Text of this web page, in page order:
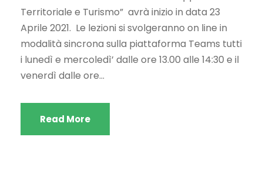
Territoriale e Turismo” avrà inizio in data 23
Aprile 2021. Le lezioni si svolgeranno on line in
modalità sincrona sulla piattaforma Teams tutti
i lunedì e mercoledì’ dalle ore 13.00 alle 14:30 e il
venerdì dalle ore...
Read More